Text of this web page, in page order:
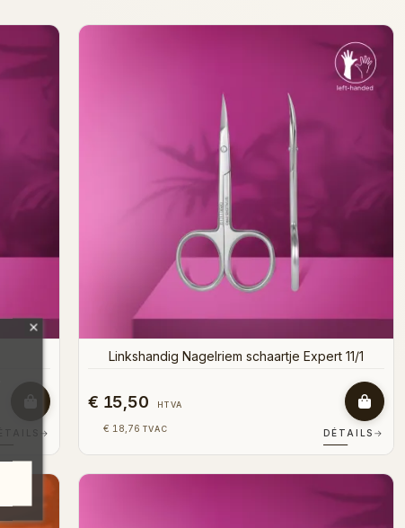
→
Linkshandig Nagelriem schaartje Expert 11/1
€ 15,50 HTVA
€ 18,76 TVAC DÉTAILS →